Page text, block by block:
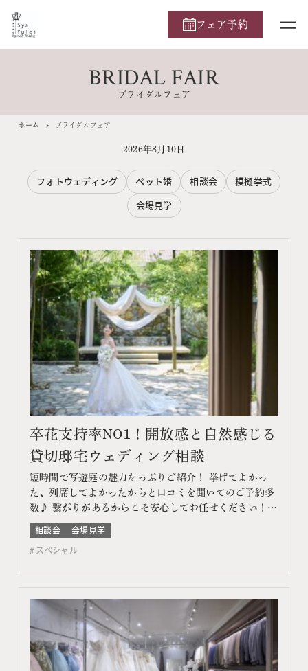
フェア予約
BRIDAL FAIR
ブライダルフェア
ホーム ブライダルフェア
2026年8月10日
フォトウェディング ペット婚 相談会
模擬挙式
会場見学
卒花支持率NO1！開放感と自然感じる
貸切邸宅ウェディング相談
短時間で写遊庭の魅力たっぷりご紹介！ 挙げてよかっ
た、列席してよかったからと口コミを聞いてのご予約多
数♪ 繋がりがあるからこそ安心してお任せください！
このフェアに含まれるコンテンツ フェア特典 特典内容
WEBサイトよりフェア予約をしていただき、ご来館いた
だいた方限定でエンゲージメントフォトをプレゼント♪
相談会
会場見学
スペシャル